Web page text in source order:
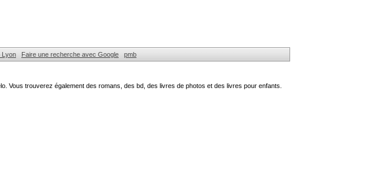
Lyon Faire une recherche avec Google pmb
Vous trouverez également des romans, des bd, des livres de photos et des livres pour enfants.